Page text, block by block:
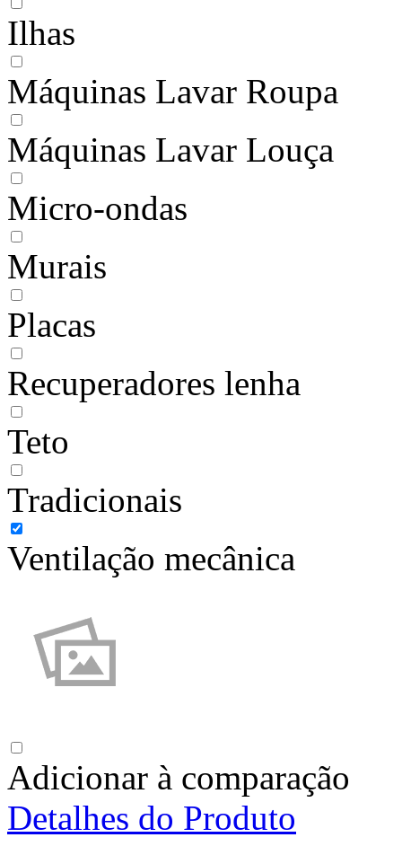
Ilhas
Máquinas Lavar Roupa
Máquinas Lavar Louça
Micro-ondas
Murais
Placas
Recuperadores lenha
Teto
Tradicionais
Ventilação mecânica
Adicionar à comparação
Detalhes do Produto